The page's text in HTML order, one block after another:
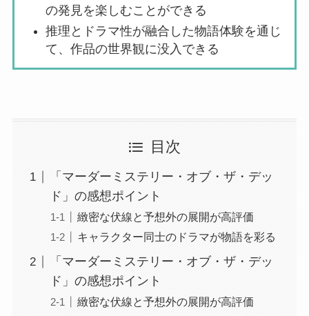
の発見を楽しむことができる
推理とドラマ性が融合した物語体験を通じ
て、作品の世界観に没入できる
目次
「マーダーミステリー・オブ・ザ・デッ
ド」の感想ポイント
緻密な伏線と予想外の展開が高評価
キャラクター同士のドラマが物語を彩る
「マーダーミステリー・オブ・ザ・デッ
ド」の感想ポイント
緻密な伏線と予想外の展開が高評価